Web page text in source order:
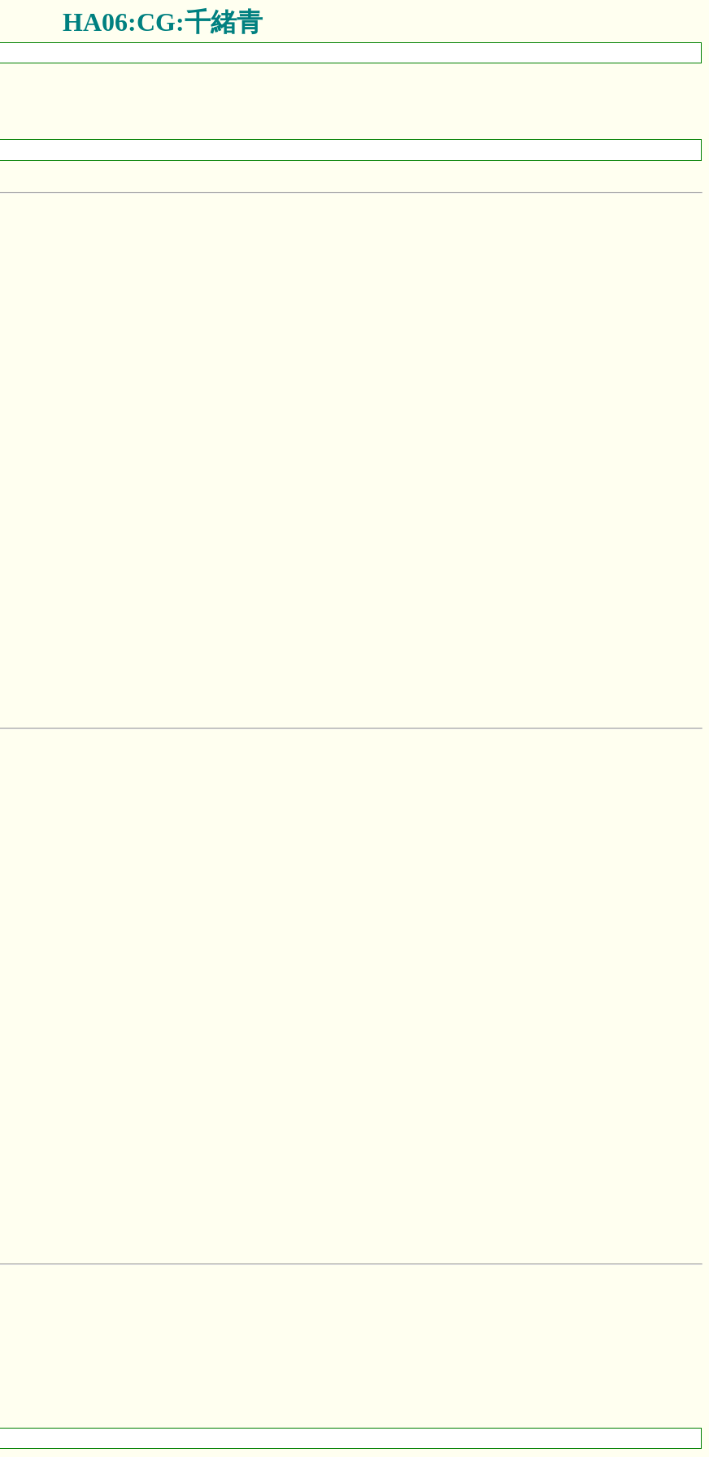
HA06:CG:千緒青